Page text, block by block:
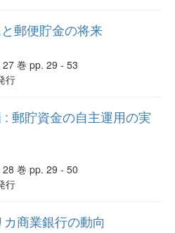
郵便貯金の将来
巻 pp. 29 - 53
行
郵貯資金の自主運用の実
巻 pp. 29 - 50
行
商業銀行の動向